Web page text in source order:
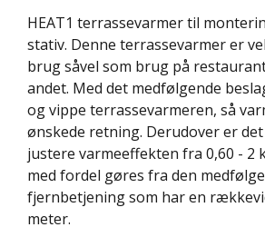
HEAT1 terrassevarmer til
stativ. Denne terrassevarmer er
brug såvel som brug på
andet. Med det medfølgende
og vippe terrassevarmeren, så
ønskede retning. Derudover er
justere varmeeffekten fra 0,60 - 2
med fordel gøres fra den
fjernbetjening som har en
meter.